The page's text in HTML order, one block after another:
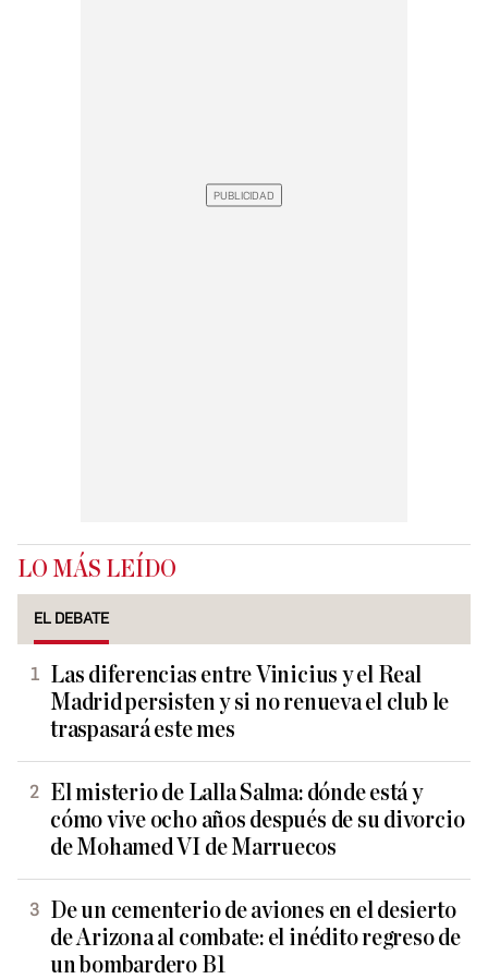
LO MÁS LEÍDO
EL DEBATE
Las diferencias entre Vinicius y el Real
Madrid persisten y si no renueva el club le
traspasará este mes
El misterio de Lalla Salma: dónde está y
cómo vive ocho años después de su divorcio
de Mohamed VI de Marruecos
De un cementerio de aviones en el desierto
de Arizona al combate: el inédito regreso de
un bombardero B1